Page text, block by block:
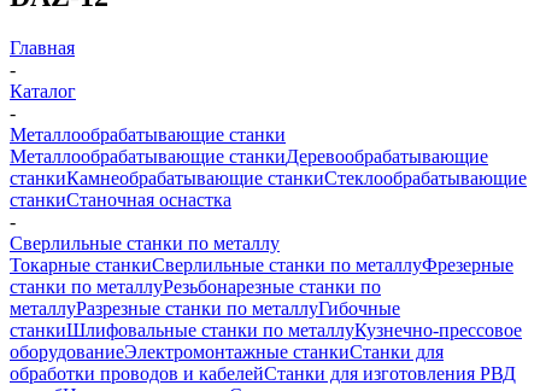
Главная
-
Каталог
-
Металлообрабатывающие станки
Металлообрабатывающие станкиДеревообрабатывающие
станкиКамнеобрабатывающие станкиСтеклообрабатывающие
станкиСтаночная оснастка
-
Сверлильные станки по металлу
Токарные станкиСверлильные станки по металлуФрезерные
станки по металлуРезьбонарезные станки по
металлуРазрезные станки по металлуГибочные
станкиШлифовальные станки по металлуКузнечно-прессовое
оборудованиеЭлектромонтажные станкиСтанки для
обработки проводов и кабелейСтанки для изготовления РВД